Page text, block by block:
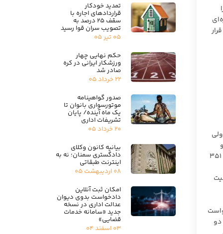
قانون اصلاح پاره‌ای
و
دادستان حق اعتراض به جنبۀ کیفریِ حکم دادگاه جنحه را داشته‌اند و حق شاکی محدود به اعتراض به حکم از حیث ضرر و زیان بود (ماده ٣۵١
دو
تمدید خودکار
قراردادهای اجاره با
سقف ۲۵ درصد به
تصویب سران قوا رسید
۰۵ تیر ۰۵
حکم نهایی چهار
ورزشکار ایرانی در کره
صادر شد
۲۲ خرداد ۰۵
صدور گواهینامه
موتورسواری بانوان تا
یک ماه آینده/ پایان
تشریفات اداری
۲۰ خرداد ۰۵
بیانیه کانون وکلای
دادگستری سمنان؛ نه به
اینترنت طبقاتی
۰۸ اردیبهشت ۰۵
امکان ثبت آنلاین
دادخواست بدوی دیوان
عدالت اداری در نسخه
جدید «سامانه خدمات
قضایی»
۰۳ اسفند ۰۴